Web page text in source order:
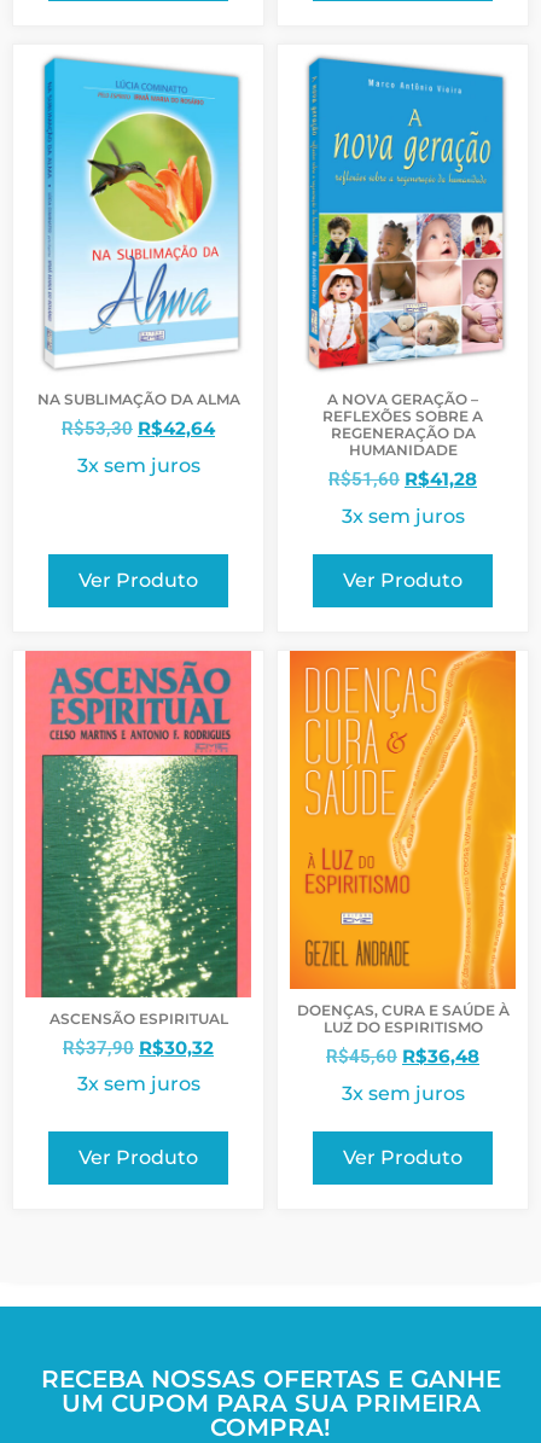
NA SUBLIMAÇÃO DA ALMA
R$53,30 R$42,64
3x sem juros
Ver Produto
A NOVA GERAÇÃO –
REFLEXÕES SOBRE A
REGENERAÇÃO DA
HUMANIDADE
R$51,60 R$41,28
3x sem juros
Ver Produto
ASCENSÃO ESPIRITUAL
R$37,90 R$30,32
3x sem juros
Ver Produto
DOENÇAS, CURA E SAÚDE À
LUZ DO ESPIRITISMO
R$45,60 R$36,48
3x sem juros
Ver Produto
RECEBA NOSSAS OFERTAS E GANHE
UM CUPOM PARA SUA PRIMEIRA
COMPRA!